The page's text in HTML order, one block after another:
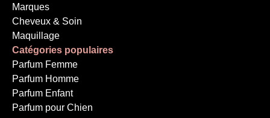
Marques
Cheveux & Soin
Maquillage
Catégories populaires
Parfum Femme
Parfum Homme
Parfum Enfant
Parfum pour Chien